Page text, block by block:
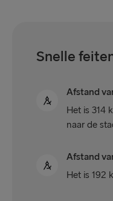
Snelle
Afstand
Het is 314
naar de
Afstand
Het is 192